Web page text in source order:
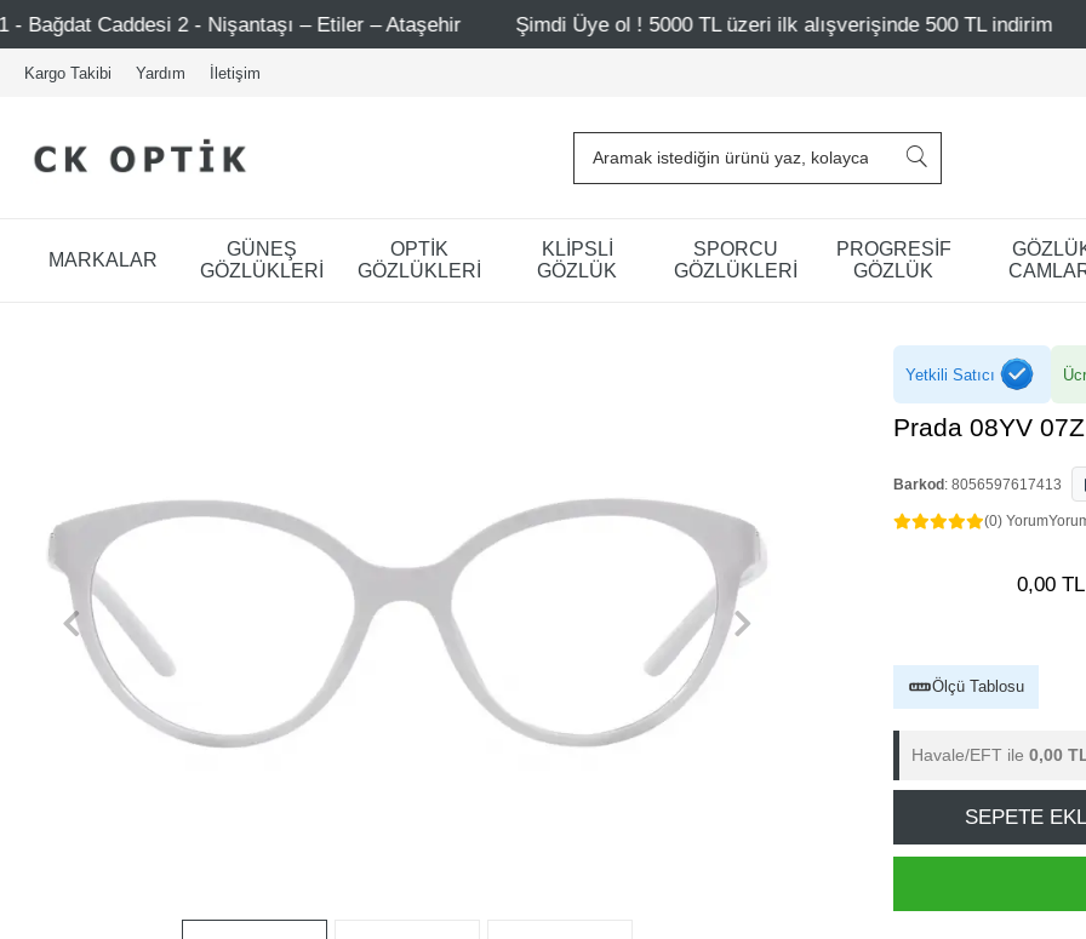
– Etiler – Ataşehir Şimdi Üye ol ! 5000 TL üzeri ilk alışverişinde 500 TL indirim Mağazalarımız –
Kargo Takibi Yardım İletişim
MARKALAR
GÜNEŞ
GÖZLÜKLERİ
OPTİK
GÖZLÜKLERİ
KLİPSLİ
GÖZLÜK
SPORCU
GÖZLÜKLERİ
PROGRESİF
GÖZLÜK
Yetkili Satıcı
Prada 08YV
Barkod : 8056597617413
(0) Yorum
0,00 TL
Ölçü Tablosu
Havale/EFT ile 0,00
SEPETE